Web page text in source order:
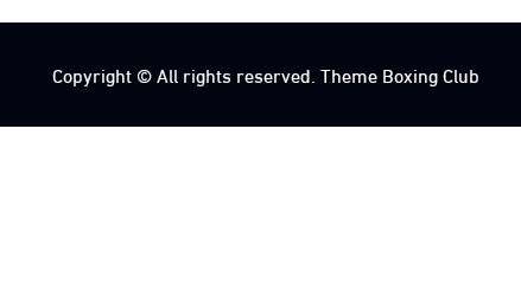
Copyright © All rights reserved. Theme Boxing Club